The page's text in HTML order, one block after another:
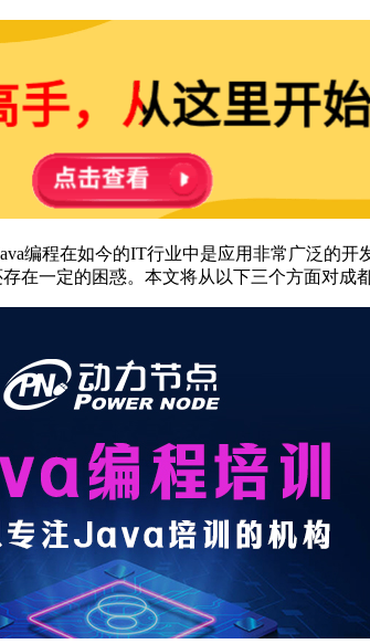
编程在如今的IT行业中是应用非常广泛的
在一定的困惑。本文将从以下三个方面对成